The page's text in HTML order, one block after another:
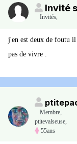
Invité
Invités,
j'en est deux de foutu il
pas de vivre .
Membre,
ptitevalseuse,
55ans